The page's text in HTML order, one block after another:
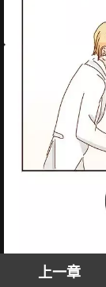
上一章